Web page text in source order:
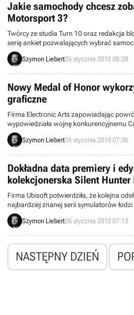
Jakie samochody chcesz
Motorsport 3?
Twórcy ze studia Turn 10 oraz redakcja
serię ankiet pozwalających wybrać
zobaczyć w grze Forza Motorsport 3. Za
wskazać piętnaście konkretnych modeli
Szymon Liebert26 stycznia 2010 08:28
Nowy Medal of Honor
graficzne
Firma Electronic Arts zapowiadając
wypowiedziała wojnę konkurencyjnemu
Warfare. Twórcy najwyraźniej wzięli sobie
bo w produkcji gry wykorzystują aż dwa
Szymon Liebert26 stycznia 2010 07:36
Dokładna data premiery i
kolekcjonerska Silent Hunter
Firma Ubisoft potwierdziła, że kolejna
najbardziej znanej serii symulatorów
Silent Hunter 5: Battle of the Atlantic,
Dodatkowo wydawca ujawnił zawartość
zestaw specjalnych okrętów.
Szymon Liebert26 stycznia 2010 07:13
NASTĘPNY DZIEŃ